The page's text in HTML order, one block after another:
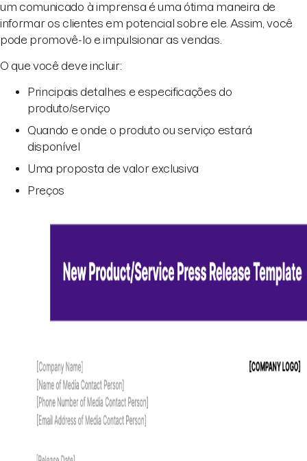
um comunicado à imprensa é uma ótima maneira de
informar os clientes em potencial sobre ele. Assim, você
pode promovê-lo e impulsionar as vendas.
O que você deve incluir:
Principais detalhes e especificações do
produto/serviço
Quando e onde o produto ou serviço estará
disponível
Uma proposta de valor exclusiva
Preços